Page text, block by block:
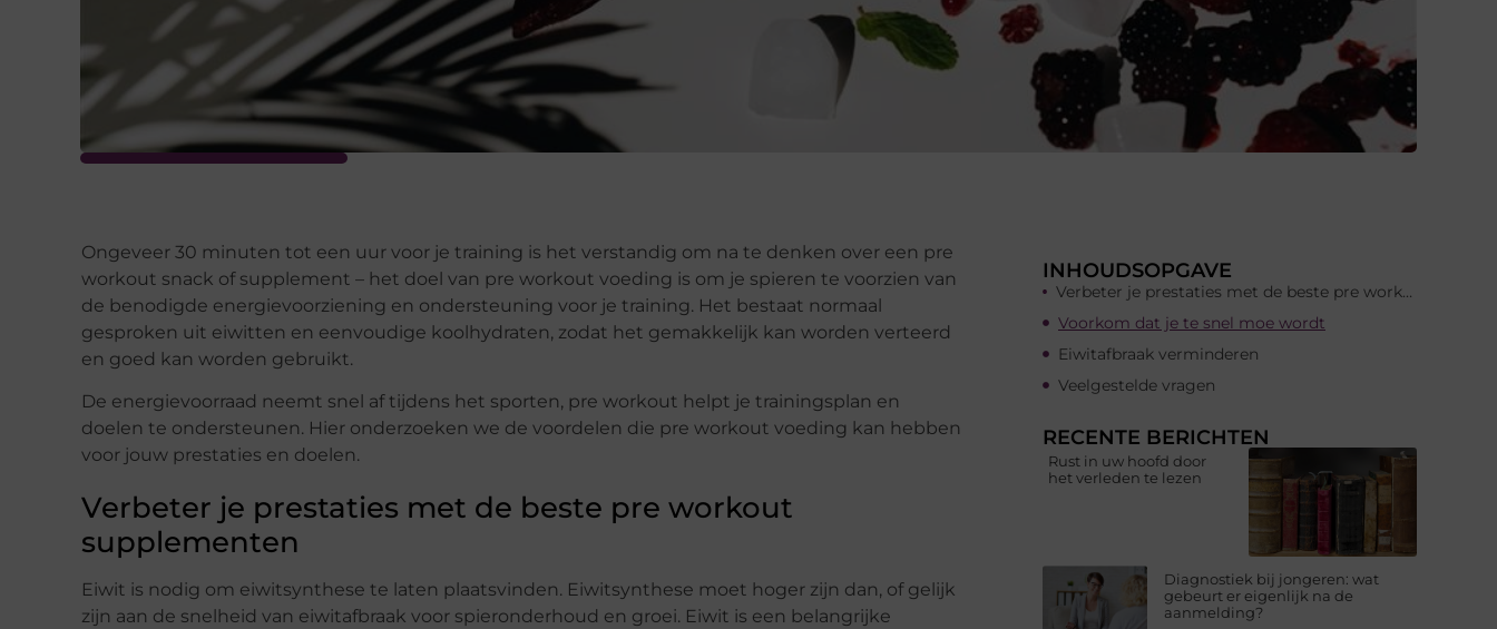
Ongeveer 30 minuten tot een uur voor je training is het verstandig om na te denken over een pre
workout snack of supplement – ​​het doel van pre workout voeding is om je spieren te voorzien van
de benodigde energievoorziening en ondersteuning voor je training. Het bestaat normaal
gesproken uit eiwitten en eenvoudige koolhydraten, zodat het gemakkelijk kan worden verteerd
en goed kan worden gebruikt.
De energievoorraad neemt snel af tijdens het sporten, pre workout helpt je trainingsplan en
doelen te ondersteunen. Hier onderzoeken we de voordelen die pre workout voeding kan hebben
voor jouw prestaties en doelen.
Verbeter je prestaties met de beste pre workout
supplementen
Eiwit is nodig om eiwitsynthese te laten plaatsvinden. Eiwitsynthese moet hoger zijn dan, of gelijk
zijn aan de snelheid van eiwitafbraak voor spieronderhoud en groei. Eiwit is een belangrijke
INHOUDSOPGAVE
Verbeter je prestaties met de beste pre workout supplementen
Voorkom dat je te snel moe wordt
Eiwitafbraak verminderen
Veelgestelde vragen
RECENTE BERICHTEN
Rust in uw hoofd door
het verleden te lezen
Diagnostiek bij jongeren: wat
gebeurt er eigenlijk na de
aanmelding?